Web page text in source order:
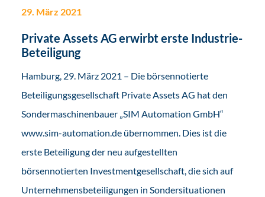
29. März 2021
Private Assets AG erwirbt erste Industrie-
Beteiligung
Hamburg, 29. März 2021 – Die börsennotierte
Beteiligungsgesellschaft Private Assets AG hat den
Sondermaschinenbauer „SIM Automation GmbH“
www.sim-automation.de übernommen. Dies ist die
erste Beteiligung der neu aufgestellten
börsennotierten Investmentgesellschaft, die sich auf
Unternehmensbeteiligungen in Sondersituationen